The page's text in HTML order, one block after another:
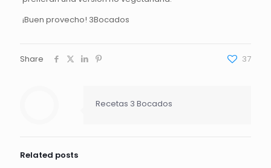
¡Buen provecho! 3Bocados
Share 37
Recetas 3 Bocados
Related posts